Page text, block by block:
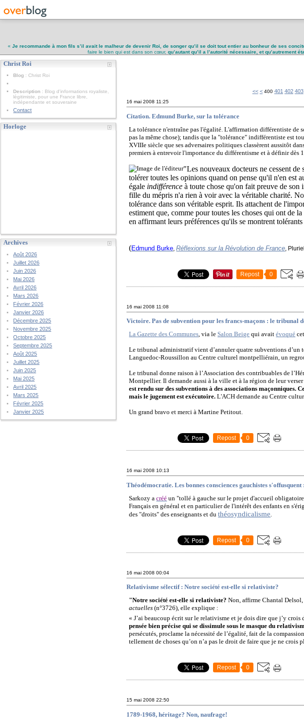
« Je recommande à mon fils s’il avait le malheur de devenir Roi, de songer qu’il se doit tout entier au bonheur de ses
faire le bien qui est dans son cœur, qu’autant qu’il a l’autorité nécessaire, et qu’autrement
Christ Roi
Blog : Christ Roi
Description : Blog d'informations royaliste,
légitimiste, pour une France libre,
indépendante et souveraine
Contact
Horloge
Archives
Août 2026
Juillet 2026
Juin 2026
Mai 2026
Avril 2026
Mars 2026
Février 2026
Janvier 2026
Décembre 2025
Novembre 2025
Octobre 2025
Septembre 2025
Août 2025
Juillet 2025
Juin 2025
Mai 2025
Avril 2025
Mars 2025
Février 2025
Janvier 2025
<< < 400 401 402 403
16 mai 2008 11:25
Citation. Edmund Burke, sur la tolérance
La tolérance n'entraîne pas l'égalité. L'affirmation différentiste de
pas la même chose); tandis que la "tolérance" indifférentiste est
XVIIIe siècle que ses adversaires politiques classèrent aussitôt
premiers à entrevoir l'importance du différentisme et à définir dès
"Les nouveaux docteurs ne cessent
tolérer toutes les opinions quand on pense qu'il n'en est
égale indifférence à toute chose qu'on fait preuve de
fille du mépris n'a rien à voir avec la véritable charité.
tolérance dans son véritable esprit. Ils attachent de
estiment que, comme pour toutes les choses qui ont de
en affirmant leurs préférences qu'ils se montrent
(Edmund Burke ,Réflexions sur la Révolution de France ,
Repost 0
16 mai 2008 11:08
Victoire. Pas de subvention pour les francs-maçons : le tribunal
La Gazette des Communes, via le Salon Beige qui avait évoqué
Le tribunal administratif vient d’annuler quatre subventions
Languedoc-Roussillon au Centre culturel montpelliérain, un
Le tribunal donne raison à l’Association des contribuables de
Montpellier. Il demande aussi à la ville et à la région de leur
est rendu sur des subventions à des associations
mais le jugement est exécutoire. L'ACH demande au Centre
Un grand bravo et merci à Martine Petitout.
Repost 0
16 mai 2008 10:13
Théodémocratie. Les bonnes consciences gauchistes
Sarkozy a créé un "tollé à gauche sur le projet d'accueil
Français en général et en particulier de l'intérêt des enfants en
des "droits" des enseignants et duthéosyndicalisme
Repost 0
16 mai 2008 00:04
Relativisme sélectif : Notre société est-elle si relativiste?
"Notre société est-elle si relativiste? Non, affirme Chantal
actuelles (n°3726), elle explique :
« J’ai beaucoup écrit sur le relativisme et je dois dire que j’y
pensée bien précise qui se dissimule sous le masque du
persécutés, proclame la nécessité de l’égalité, fait de la
tellement de choses qu’on n’a pas le droit de faire que je ne
Repost 0
15 mai 2008 22:50
1789-1968, héritage? Non, naufrage!